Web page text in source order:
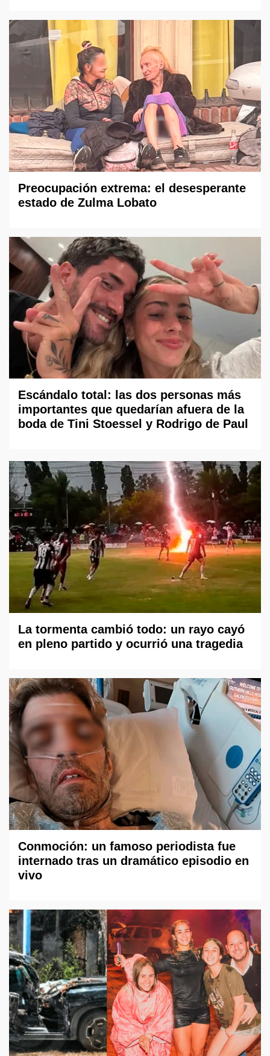
Preocupación extrema: el desesperante
estado de Zulma Lobato
Escándalo total: las dos personas más
importantes que quedarían afuera de la
boda de Tini Stoessel y Rodrigo de Paul
La tormenta cambió todo: un rayo cayó
en pleno partido y ocurrió una tragedia
Conmoción: un famoso periodista fue
internado tras un dramático episodio en
vivo